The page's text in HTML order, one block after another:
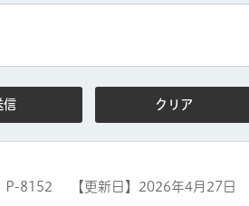
P-8152 【更新日】 2026年4月27日